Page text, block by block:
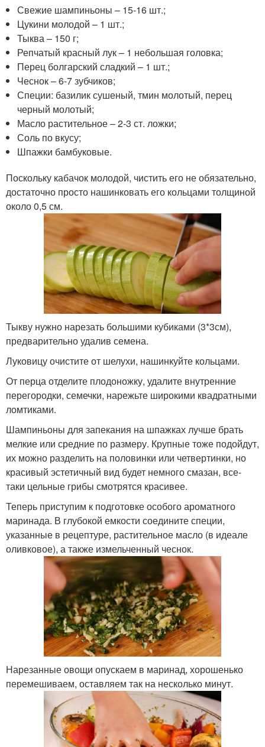
Свежие шампиньоны – 15-16 шт.;
Цукини молодой – 1 шт.;
Тыква – 150 г;
Репчатый красный лук – 1 небольшая головка;
Перец болгарский сладкий – 1 шт.;
Чеснок – 6-7 зубчиков;
Специи: базилик сушеный, тмин молотый, перец
черный молотый;
Масло растительное – 2-3 ст. ложки;
Соль по вкусу;
Шпажки бамбуковые.
Поскольку кабачок молодой, чистить его не обязательно,
достаточно просто нашинковать его кольцами толщиной
около 0,5 см.
Тыкву нужно нарезать большими кубиками (3*3см),
предварительно удалив семена.
Луковицу очистите от шелухи, нашинкуйте кольцами.
От перца отделите плодоножку, удалите внутренние
перегородки, семечки, нарежьте широкими квадратными
ломтиками.
Шампиньоны для запекания на шпажках лучше брать
мелкие или средние по размеру. Крупные тоже подойдут,
их можно разделить на половинки или четвертинки, но
красивый эстетичный вид будет немного смазан, все-
таки цельные грибы смотрятся красивее.
Теперь приступим к подготовке особого ароматного
маринада. В глубокой емкости соедините специи,
указанные в рецептуре, растительное масло (в идеале
оливковое), а также измельченный чеснок.
Нарезанные овощи опускаем в маринад, хорошенько
перемешиваем, оставляем так на несколько минут.